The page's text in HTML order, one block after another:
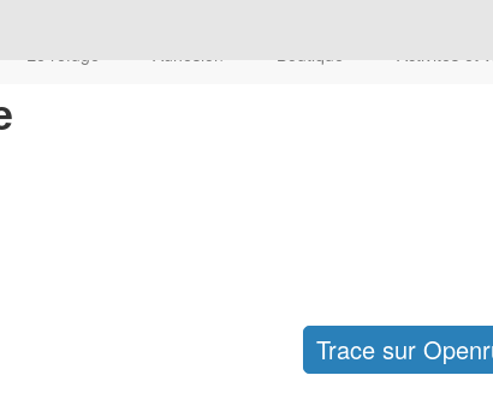
Le refuge Adhésion Boutique Activités et
Trace sur